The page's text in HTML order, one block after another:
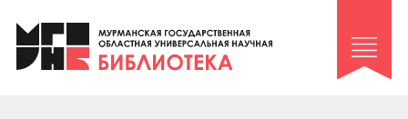
Клуб «Гиря и сельдерей»
Клуб «Семейный архив»